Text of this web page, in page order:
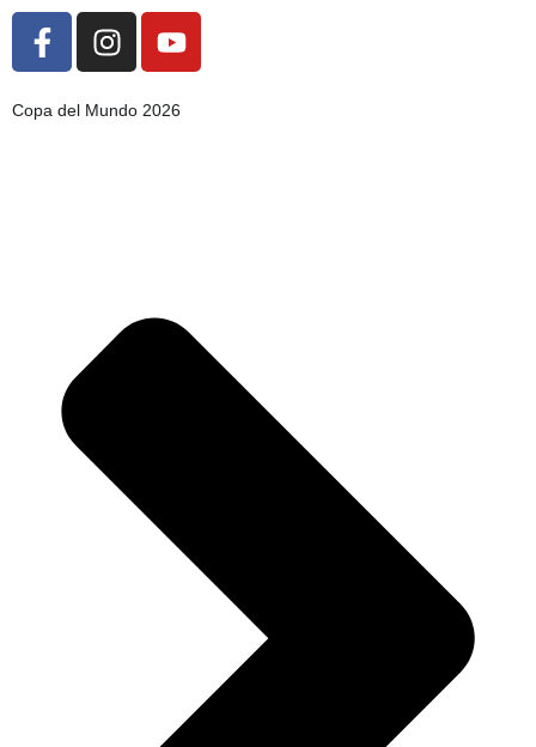
Copa del Mundo 2026